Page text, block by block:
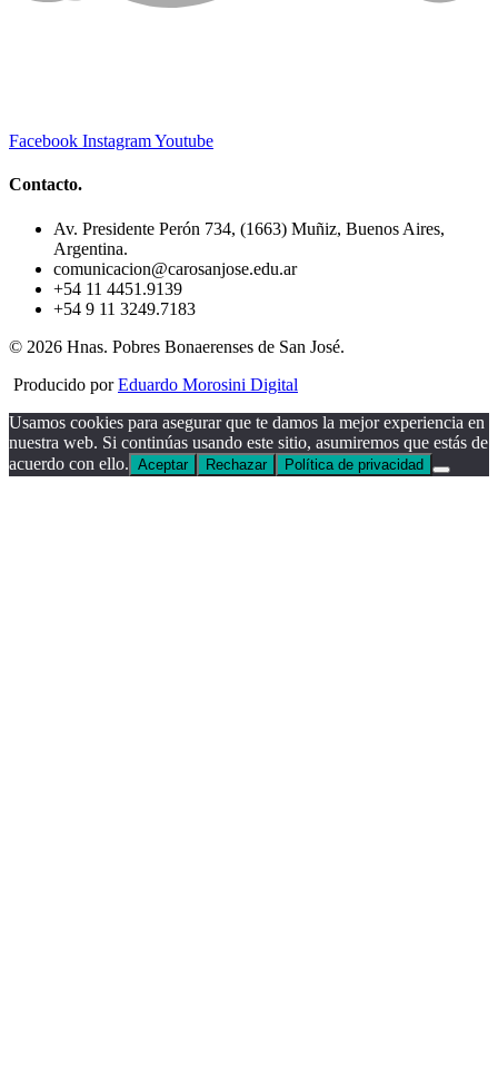
Facebook InstagramYoutube
Contacto.
Av. Presidente Perón 734, (1663) Muñiz, Buenos Aires,
Argentina.
comunicacion@carosanjose.edu.ar
+54 11 4451.9139
+54 9 11 3249.7183
© 2026 Hnas. Pobres Bonaerenses de San José.
Producido porEduardo Morosini Digital
Usamos cookies para asegurar que te damos la mejor experiencia en
nuestra web. Si continúas usando este sitio, asumiremos que estás de
acuerdo con ello. Aceptar Rechazar Política de privacidad